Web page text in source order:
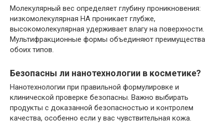
Молекулярный вес определяет глубину проникновения:
низкомолекулярная HA проникает глубже,
высокомолекулярная удерживает влагу на поверхности.
Мультифракционные формы объединяют преимущества
обоих типов.
Безопасны ли нанотехнологии в косметике?
Нанотехнологии при правильной формулировке и
клинической проверке безопасны. Важно выбирать
продукты с доказанной безопасностью и контролем
качества, особенно если у вас чувствительная кожа.